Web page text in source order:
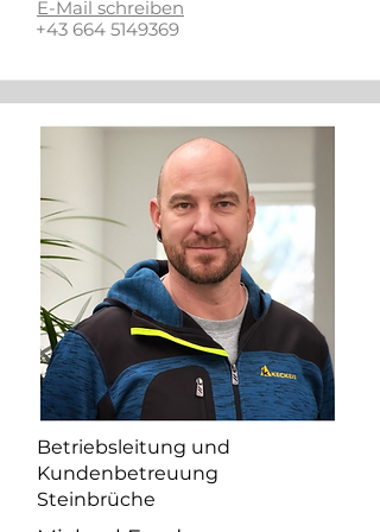
E-Mail schreiben
+43 664 5149369
Betriebsleitung und
Kundenbetreuung
Steinbrüche